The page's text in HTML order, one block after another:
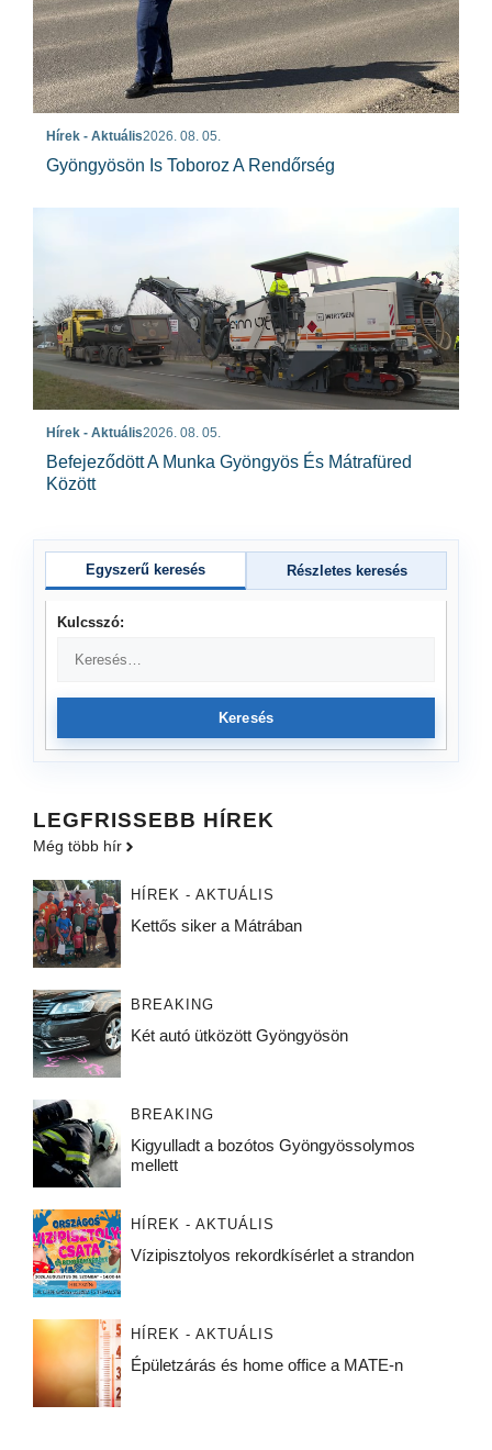
Hírek - Aktuális2026. 08. 05.
Gyöngyösön Is Toboroz A Rendőrség
Hírek - Aktuális2026. 08. 05.
Befejeződött A Munka Gyöngyös És Mátrafüred
Között
Egyszerű keresés Részletes keresés
Kulcsszó:
Keresés
LEGFRISSEBB HÍREK
Még több hír
HÍREK - AKTUÁLIS
Kettős siker a Mátrában
BREAKING
Két autó ütközött Gyöngyösön
BREAKING
Kigyulladt a bozótos Gyöngyössolymos
mellett
HÍREK - AKTUÁLIS
Vízipisztolyos rekordkísérlet a strandon
HÍREK - AKTUÁLIS
Épületzárás és home office a MATE-n